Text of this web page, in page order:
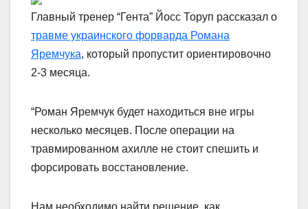
Главный тренер “Гента” Йосс Торуп рассказал о
травме украинского форварда Романа
Яремчука, который пропустит ориентировочно
2-3 месяца.
“Роман Яремчук будет находиться вне игры
несколько месяцев. После операции на
травмированном ахилле не стоит спешить и
форсировать восстановление.